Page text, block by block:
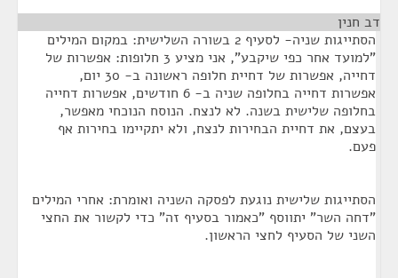
דב חנין
הסתייגות שניה- לסעיף 2 בשורה השלישית: במקום המילים
"למועד אחר כפי שיקבע", אני מציע 3 חלופות: אפשרות של
דחייה, אפשרות של דחיית חלופה ראשונה ב- 30 יום,
אפשרות דחייה בחלופה שניה ב- 6 חודשים, אפשרות דחייה
בחלופה שלישית בשנה. לא לנצח. הנוסח הנוכחי מאפשר,
בעצם, את דחיית הבחירות לנצח, ולא יתקיימו בחירות אף
פעם.
הסתייגות שלישית נוגעת לפסקה השניה ואומרת: אחרי המילים
"דחה השר" יתווסף "כאמור בסעיף זה" כדי לקשור את החצי
השני של הסעיף לחצי הראשון.